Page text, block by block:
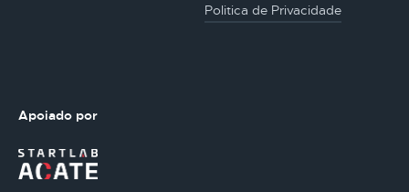
Politica de Privacidade
Apoiado por